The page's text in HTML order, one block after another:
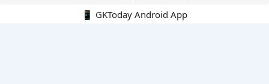
📱 GKToday Android App